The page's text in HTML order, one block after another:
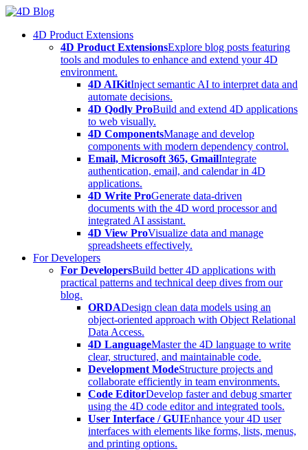
Skip
content4D Product Extensions
4D Product ExtensionsExplore blog posts featuring
tools and modules to enhance and extend your 4D
environment.
4D AIKitInject semantic AI to interpret data and
automate decisions.
4D Qodly ProBuild and extend 4D applications
to web visually.
4D ComponentsManage and develop
components with modern dependency control.
Email, Microsoft 365, GmailIntegrate
authentication, email, and calendar in 4D
applications.
4D Write ProGenerate data-driven
documents with the 4D word processor and
integrated AI assistant.
4D View ProVisualize data and manage
spreadsheets effectively.
For Developers
For DevelopersBuild better 4D applications with
practical patterns and technical deep dives from our
blog.
ORDADesign clean data models using an
object-oriented approach with Object Relational
Data Access.
4D LanguageMaster the 4D language to write
clear, structured, and maintainable code.
Development ModeStructure projects and
collaborate efficiently in team environments.
Code EditorDevelop faster and debug smarter
using the 4D code editor and integrated tools.
User Interface / GUIEnhance your 4D user
interfaces with elements like forms, lists, menus,
and printing options.